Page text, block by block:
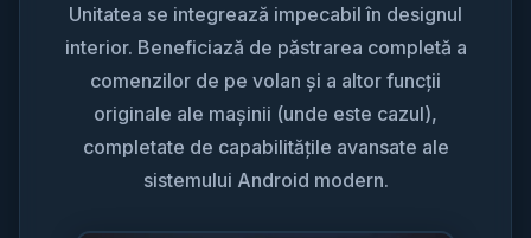
Unitatea se integrează impecabil în designul
interior. Beneficiază de păstrarea completă a
comenzilor de pe volan și a altor funcții
originale ale mașinii (unde este cazul),
completate de capabilitățile avansate ale
sistemului Android modern.